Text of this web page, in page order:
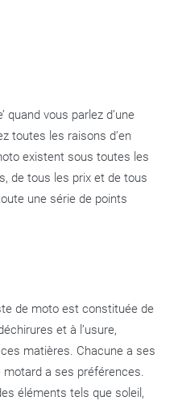
quand vous parlez d’une
toutes les raisons d’en
existent sous toutes les
de tous les prix et de tous
une série de points
de moto est constituée de
et à l’usure,
matières. Chacune a ses
a ses préférences.
éléments tels que soleil,